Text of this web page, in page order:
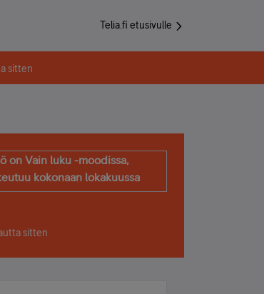
Telia.fi etusivulle
sitten
on Vain luku -moodissa,
kokonaan lokakuussa
sitten